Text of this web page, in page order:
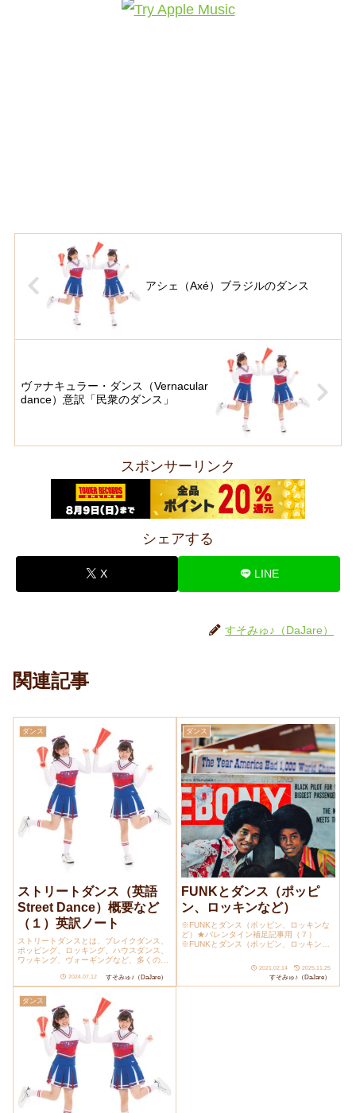
アシェ（Axé）ブラジルのダンス
ヴァナキュラー・ダンス（Vernacular
dance）意訳「民衆のダンス」
スポンサーリンク
シェアする
X LINE
すそみゅ♪（DaJare）
関連記事
ダンス
ストリートダンス（英語
Street Dance）概要など
（１）英訳ノート
ストリートダンスとは、ブレイクダンス、
ポッピング、ロッキング、ハウスダンス、
ワッキング、ヴォーギングなど、多くのコ
2024.07.12 すそみゅ♪（DaJare）
ダンス
FUNKとダンス（ポッピ
ン、ロッキンなど）
※FUNKとダンス（ポッピン、ロッキンな
ど）★バレンタイン補足記事用（７）
※FUNKとダンス（ポッピン、ロッキンな
2021.02.14 2025.11.25
すそみゅ♪（DaJare）
ダンス